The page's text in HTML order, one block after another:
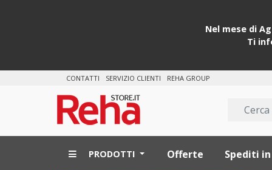
Nel mese di
Ti
CONTATTI SERVIZIO CLIENTI REHA GROUP
PRODOTTI Offerte Spediti